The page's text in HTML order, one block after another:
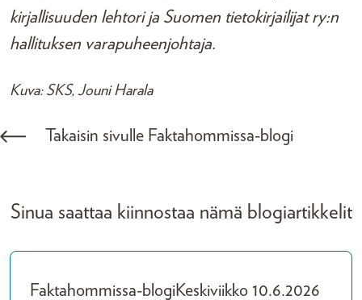
kirjallisuuden lehtori ja Suomen tietokirjailijat ry:n
hallituksen varapuheenjohtaja.
Kuva: SKS, Jouni Harala
Takaisin sivulle Faktahommissa-blogi
Sinua saattaa kiinnostaa nämä blogiartikkelit
Faktahommissa-blogiKeskiviikko 10.6.2026